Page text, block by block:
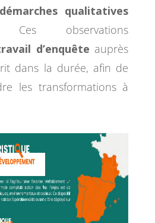
qualitatives
observations
d’enquête auprès
dans la durée, afin de
les transformations à